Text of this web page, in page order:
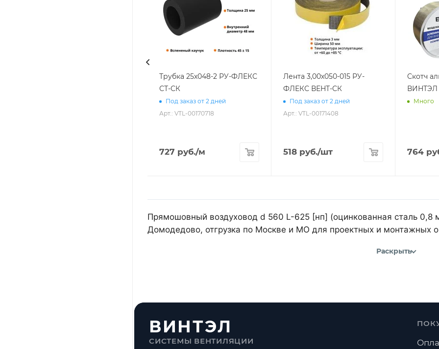
Трубка 25х048-2 РУ-ФЛЕКС
СТ-СК
Под заказ от 2 дней
Арт.: VTL-00170718
727 руб./м
Лента 3,00х050-015 РУ-
ФЛЕКС ВЕНТ-СК
Под заказ от 2 дней
Арт.: VTL-00171408
518 руб./шт
Скотч
ВИНТЭЛ
Много
764
Прямошовный воздуховод d 560 L-625 [нп] (оцинкованная сталь
Домодедово, отгрузка по Москве и МО для проектных и монтажных
Раскрыть
ВИНТЭЛ
СИСТЕМЫ ВЕНТИЛЯЦИИ